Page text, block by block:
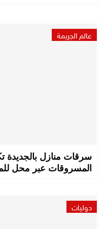
عالم الجريمة
سرقات منازل
المسروقات عبر محل
دوليات